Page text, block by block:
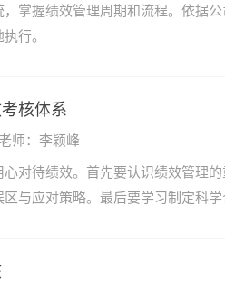
掌握绩效管理周期和流程。依据
行。
核体系
师：李颖峰
对待绩效。首先要认识绩效管理
与应对策略。最后要学习制定科